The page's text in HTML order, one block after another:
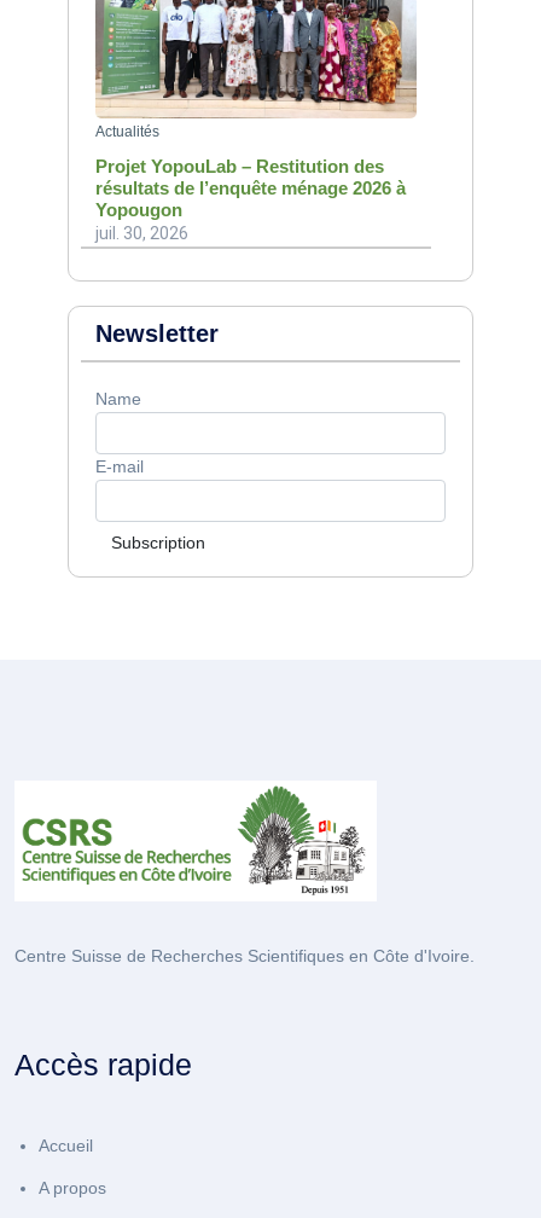
Actualités
Projet YopouLab – Restitution des
résultats de l’enquête ménage 2026 à
Yopougon
juil. 30, 2026
Newsletter
Name
E-mail
Subscription
Centre Suisse de Recherches Scientifiques en Côte d'Ivoire.
Accès rapide
Accueil
A propos